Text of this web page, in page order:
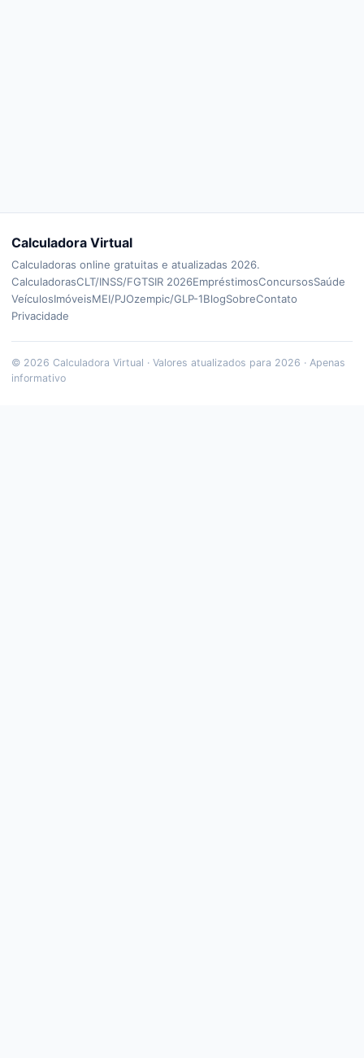
Calculadora Virtual
Calculadoras online gratuitas e atualizadas 2026.
CalculadorasCLT/INSS/FGTSIR 2026EmpréstimosConcursosSaúde
VeículosImóveisMEI/PJOzempic/GLP-1BlogSobreContato
Privacidade
© 2026 Calculadora Virtual · Valores atualizados para 2026 · Apenas
informativo